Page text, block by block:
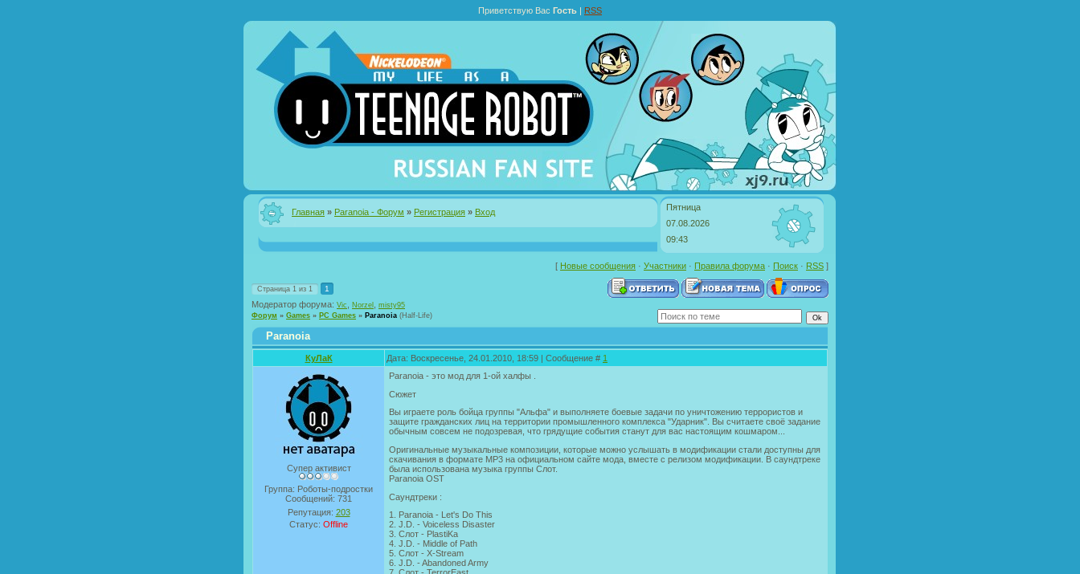
Приветствую Вас Гость | RSS
Главная » Paranoia - Форум » Регистрация » Вход
Пятница
07.08.2026
09:43
[ Новые сообщения · Участники · Правила форума · Поиск · RSS ]
Страница 1 из 1 1
Модератор форума: Vic Norzel
misty95
Форум » Games » PC Games » Paranoia (Half-Life)
Paranoia
КуЛаК Дата: Воскресенье, 24.01.2010, 18:59 | Сообщение # 1
Супер активист
Группа: Роботы-подростки
Сообщений: 731
Репутация: 203
Статус: Offline
Paranoia - это мод для 1-ой халфы .
Сюжет
Вы играете роль бойца группы "Альфа" и выполняете боевые задачи по уничтожению террористов и
защите гражданских лиц на территории промышленного комплекса "Ударник". Вы считаете своё задание
обычным совсем не подозревая, что грядущие события станут для вас настоящим кошмаром...
Оригинальные музыкальные композиции, которые можно услышать в модификации стали доступны для
скачивания в формате MP3 на официальном сайте мода, вместе с релизом модификации. В саундтреке
была использована музыка группы Слот.
Paranoia OST
Саундтреки :
1. Paranoia - Let's Do This
2. J.D. - Voiceless Disaster
3. Слот - PlastiKa
4. J.D. - Middle of Path
5. Слот - X-Stream
6. J.D. - Abandoned Army